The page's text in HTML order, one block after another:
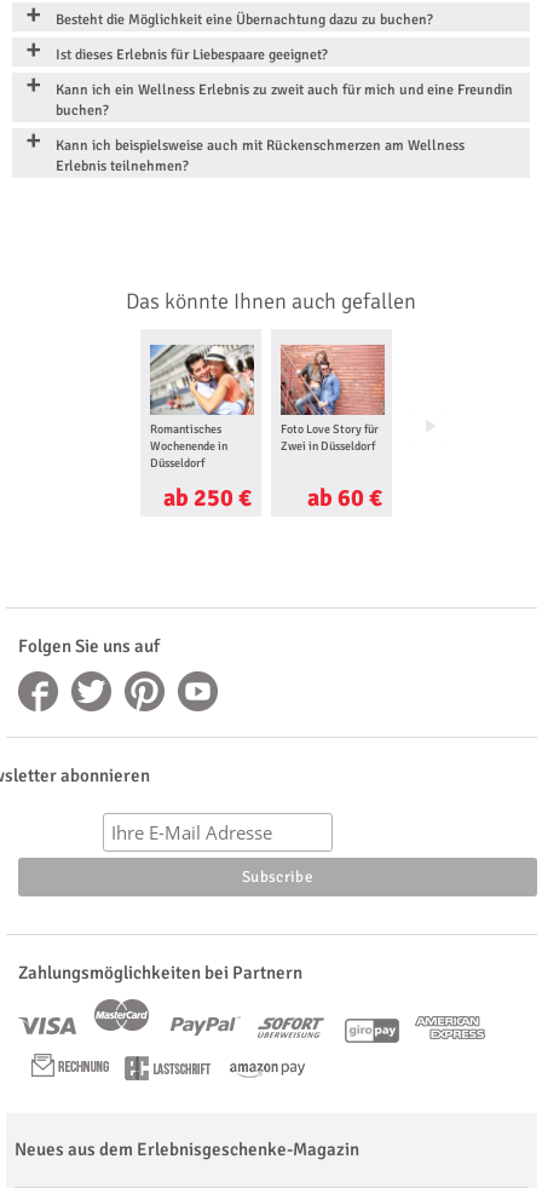
Besteht die Möglichkeit eine Übernachtung dazu zu buchen?
Ist dieses Erlebnis für Liebespaare geeignet?
Kann ich ein Wellness Erlebnis zu zweit auch für mich und eine Freundin
buchen?
Kann ich beispielsweise auch mit Rückenschmerzen am Wellness
Erlebnis teilnehmen?
Das könnte Ihnen auch gefallen
Romantisches
Wochenende in
Düsseldorf
ab 250 €
Foto Love Story für
Zwei in Düsseldorf
ab 60 €
Candle Light Dinner
Folgen Sie uns auf
abonnieren
Zahlungsmöglichkeiten bei Partnern
Neues aus dem Erlebnisgeschenke-Magazin